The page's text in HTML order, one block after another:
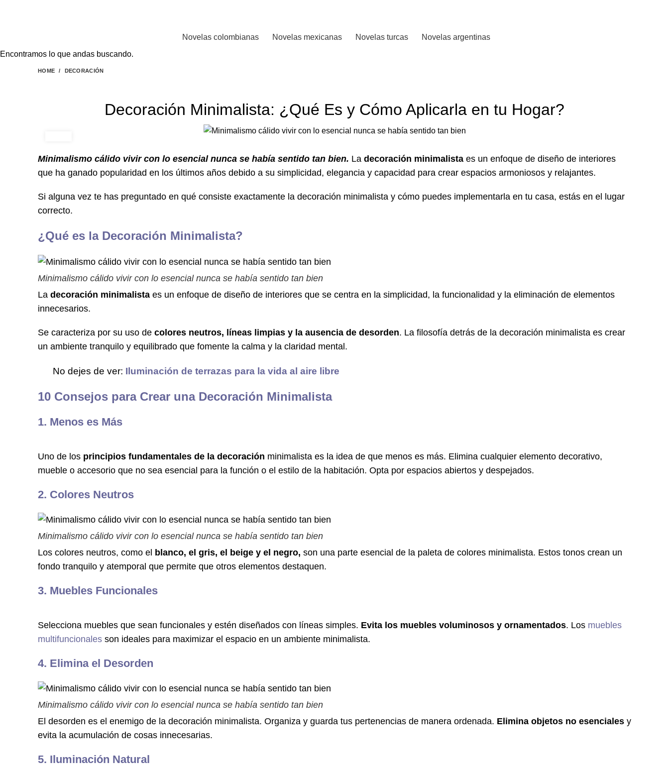
Novelas colombianas Novelas mexicanas Novelas turcas Novelas argentinas
HOME DECORACIÓN
Decoración Minimalista: ¿Qué Es y Cómo Aplicarla en tu Hogar?
Minimalismo cálido vivir con lo esencial nunca se había sentido tan bien. La decoración minimalista es un enfoque de diseño de interiores
que ha ganado popularidad en los últimos años debido a su simplicidad, elegancia y capacidad para crear espacios armoniosos y relajantes.
Si alguna vez te has preguntado en qué consiste exactamente la decoración minimalista y cómo puedes implementarla en tu casa, estás en el lugar
correcto.
¿Qué es la Decoración Minimalista?
Minimalismo cálido vivir con lo esencial nunca se había sentido tan bien
La decoración minimalista es un enfoque de diseño de interiores que se centra en la simplicidad, la funcionalidad y la eliminación de elementos
innecesarios.
Se caracteriza por su uso de colores neutros, líneas limpias y la ausencia de desorden. La filosofía detrás de la decoración minimalista es crear
un ambiente tranquilo y equilibrado que fomente la calma y la claridad mental.
No dejes de ver: Iluminación de terrazas para la vida al aire libre
10 Consejos para Crear una Decoración Minimalista
1. Menos es Más
Uno de los principios fundamentales de la decoración minimalista es la idea de que menos es más. Elimina cualquier elemento decorativo,
mueble o accesorio que no sea esencial para la función o el estilo de la habitación. Opta por espacios abiertos y despejados.
2. Colores Neutros
Minimalismo cálido vivir con lo esencial nunca se había sentido tan bien
Los colores neutros, como el blanco, el gris, el beige y el negro, son una parte esencial de la paleta de colores minimalista. Estos tonos crean un
fondo tranquilo y atemporal que permite que otros elementos destaquen.
3. Muebles Funcionales
Selecciona muebles que sean funcionales y estén diseñados con líneas simples. Evita los muebles voluminosos y ornamentados. Los muebles
multifuncionales son ideales para maximizar el espacio en un ambiente minimalista.
4. Elimina el Desorden
Minimalismo cálido vivir con lo esencial nunca se había sentido tan bien
El desorden es el enemigo de la decoración minimalista. Organiza y guarda tus pertenencias de manera ordenada. Elimina objetos no esenciales y
evita la acumulación de cosas innecesarias.
5. Iluminación Natural
Encontramos lo que andas buscando.